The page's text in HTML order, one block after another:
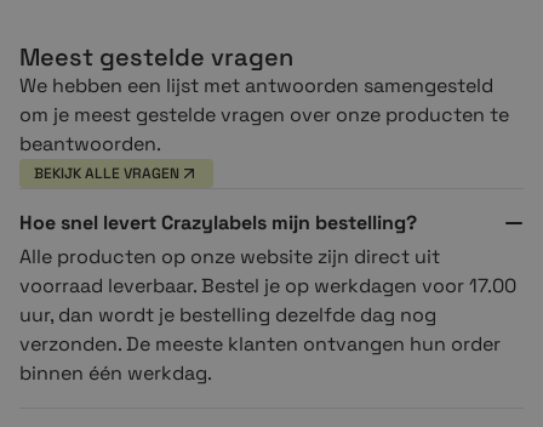
Meest gestelde vragen
We hebben een lijst met antwoorden samengesteld
om je meest gestelde vragen over onze producten te
beantwoorden.
BEKIJK ALLE VRAGEN
Hoe snel levert Crazylabels mijn bestelling?
Alle producten op onze website zijn direct uit
voorraad leverbaar. Bestel je op werkdagen voor 17.00
uur, dan wordt je bestelling dezelfde dag nog
verzonden. De meeste klanten ontvangen hun order
binnen één werkdag.